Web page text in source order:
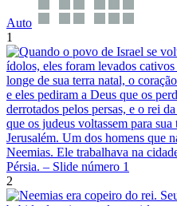
Auto
1
2